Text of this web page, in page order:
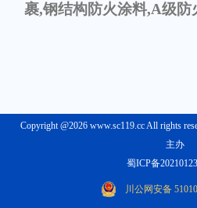
裹,钢结构防火涂料,A级防
Copyright @2026 www.sc119.cc All rights
主办
蜀ICP备
川公网安备